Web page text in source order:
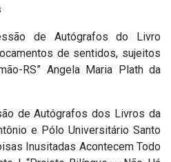
de Autógrafos do Livro
de sentidos, sujeitos
RS” Angela Maria Plath da
de Autógrafos dos Livros da
e Pólo Universitário Santo
Inusitadas Acontecem Todo